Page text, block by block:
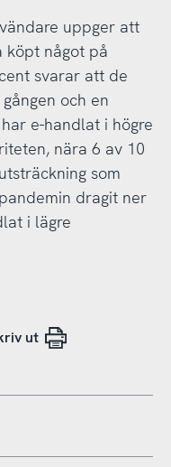
uppger att
köpt något på
svarar att de
och en
e-handlat i högre
nära 6 av 10
som
dragit ner
i lägre
ut